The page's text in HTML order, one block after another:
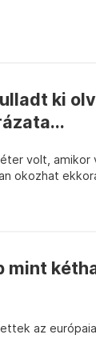
ki
volt,
okozhat
mint
az